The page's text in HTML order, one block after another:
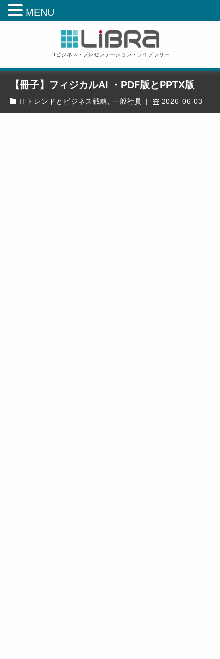
ITビジネス・プレゼンテーション・ライブラリー
【冊子】フィジカルAI ・PDF版とPPTX版
ITトレンドとビジネス戦略 一般社員 | 2026-06-03
ホーム » 研修教材 » 一般社員 » 【冊子】フィジカルAI ・PDF版とPPTX版
MENU